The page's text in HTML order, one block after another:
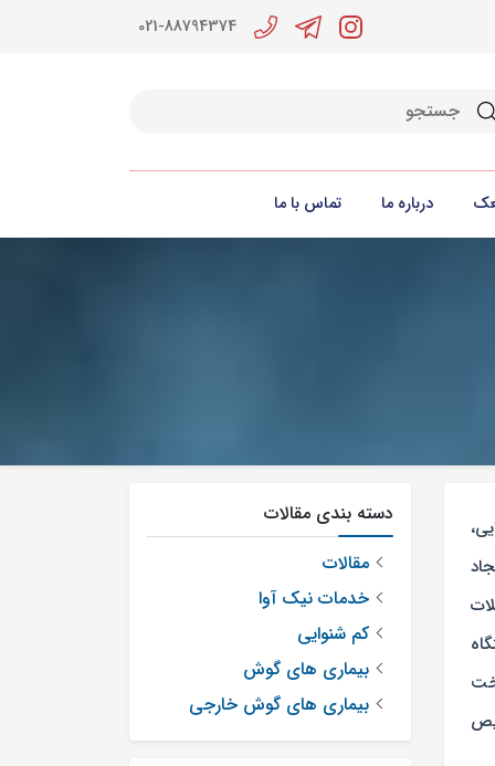
021-88794374
درباره ما تماس با ما
دسته بندی مقالات
مقالات
خدمات نیک آوا
کم شنوایی
بیماری های گوش
بیماری های گوش خارجی